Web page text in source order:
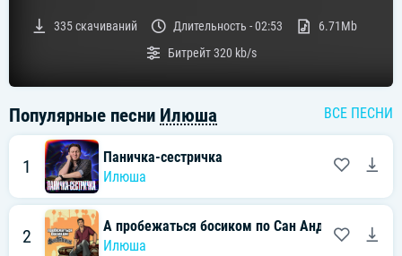
335скачиваний Длительность -02:53
6.71Mb
Битрейт320 kb/s
Популярные песни Илюша ВСЕ ПЕСНИ
1
Паничка-сестричка
Илюша
2
А пробежаться босиком по Сан Андреас
Илюша